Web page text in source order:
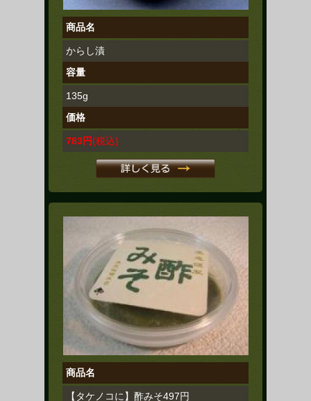
商品名
からし漬
容量
135g
価格
783円(税込)
商品名
【タケノコに】酢みそ497円